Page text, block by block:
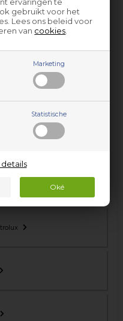
gebruikt voor het
Lees ons beleid voor
van cookies
Marketing
Statistische